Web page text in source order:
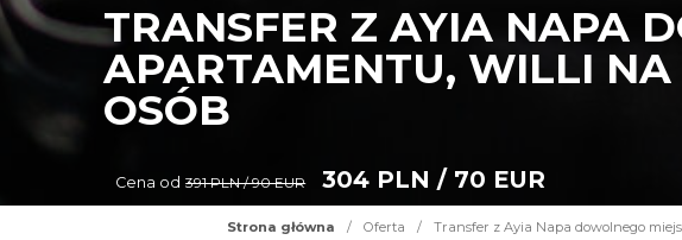
TRANSFER Z AYIA NAPA
APARTAMENTU, WILLI
OSÓB
Cena od 391 PLN / 90 EUR 304 PLN / 70 EUR
Strona główna / Oferta / Transfer z Ayia Napa dowolnego